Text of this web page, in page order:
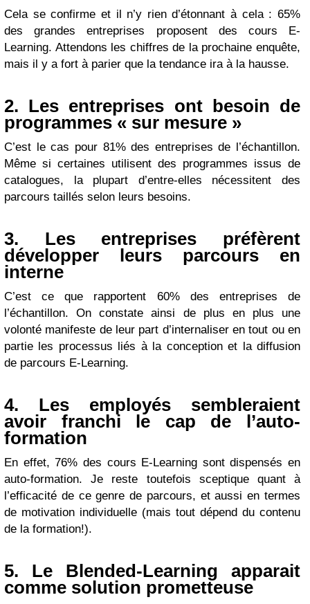
Cela se confirme et il n’y rien d’étonnant à cela : 65%
des grandes entreprises proposent des cours E-
Learning. Attendons les chiffres de la prochaine enquête,
mais il y a fort à parier que la tendance ira à la hausse.
2. Les entreprises ont besoin de
programmes « sur mesure »
C’est le cas pour 81% des entreprises de l’échantillon.
Même si certaines utilisent des programmes issus de
catalogues, la plupart d’entre-elles nécessitent des
parcours taillés selon leurs besoins.
3. Les entreprises préfèrent
développer leurs parcours en
interne
C’est ce que rapportent 60% des entreprises de
l’échantillon. On constate ainsi de plus en plus une
volonté manifeste de leur part d’internaliser en tout ou en
partie les processus liés à la conception et la diffusion
de parcours E-Learning.
4. Les employés sembleraient
avoir franchi
le cap de l’auto-
formation
En effet, 76% des cours E-Learning sont dispensés en
auto-formation. Je reste toutefois sceptique quant à
l’efficacité de ce genre de parcours, et aussi en termes
de motivation individuelle (mais tout dépend du contenu
de la formation!).
5. Le Blended-Learning apparait
comme solution prometteuse